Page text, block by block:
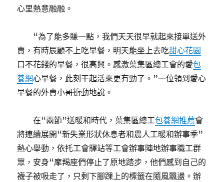
心里熱意融融。
“為了能多賺一點，我們天天很早就起來接單送外
賣，有時辰顧不上吃早餐，明天能坐上去吃甜心花園
口不花錢的早餐，很高興。感激葉集區總工會的愛包
養網心早餐，此刻干起活來更有勁了。”一位領到愛心
早餐的外賣小哥衝動地說。
在“兩節”送暖和時代，葉集區總工包養網推薦會
將連續展開“新失業形狀休息者和農人工暖和辦事季”
熱心舉動，依托工會驛站等工會辦事陣地辦事職工群
眾，安身“摩羯座們停止了原地踏步，他們感到自己的
襪子被吸走了，只剩下腳踝上的標籤在隨風飄盪。辦